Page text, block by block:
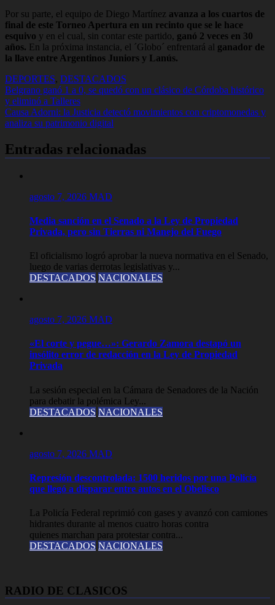
Por su parte, el equipo de Diego Martínez avanza a los cuartos de
final de este Torneo Apertura en un recinto que se le hace
esquivo y en el cual, sin contar este partido, ganó 2 veces en 30
años. En la próxima instancia, el ´Globo´ enfrentará al ganador de
la llave entre Argentinos Juniors y Lanús.
DEPORTES, DESTACADOS
Navegación
de
entradas
Belgrano ganó 1 a 0, se quedó con un clásico de Córdoba histórico
y eliminó a Talleres
Causa Adorni: la Justicia detectó movimientos con criptomonedas y
analiza su patrimonio digital
Entradas relacionadas
agosto 7, 2026 MAD
Media sanción en el Senado a la Ley de Propiedad
Privada, pero sin Tierras ni Manejo del Fuego
El oficialismo logró aprobar la nueva normativa en el Senado,
luego de varias derrotas legislativas y...
DESTACADOS NACIONALES
agosto 7, 2026 MAD
«El corte y pegue…»: Gerardo Zamora destapó un
insólito error de redacción en la Ley de Propiedad
Privada
La sesión especial en la Cámara de Senadores de la Nación
para debatir la polémica Ley...
DESTACADOS NACIONALES
agosto 7, 2026 MAD
Represión descontrolada: 1500 heridos por una Policía
que llegó a disparar entre autos en el Obelisco
La Policía Federal reprimió con gases y avanzó con camiones
hidrantes durante al menos cuatro horas contra
quienes marchan para protestar contra...
DESTACADOS NACIONALES
RADIO DE CLASICOS